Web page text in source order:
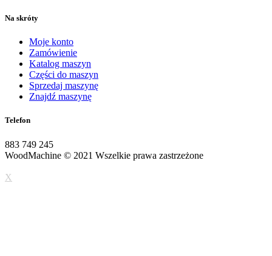
Na skróty
Moje konto
Zamówienie
Katalog maszyn
Części do maszyn
Sprzedaj maszynę
Znajdź maszynę
Telefon
883 749 245
WoodMachine © 2021 Wszelkie prawa zastrzeżone
X